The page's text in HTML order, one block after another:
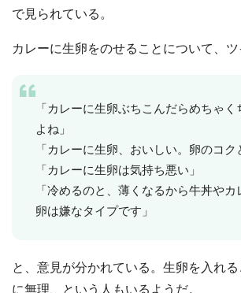
で見られている。
カレーに生卵をのせることについて、
「カレーに生卵ぶちこんだらめちゃ
よね」
「カレーに生卵、おいしい。卵のコク
「カレーに生卵は気持ち悪い」
「冷めるのと、薄くなるから牛丼や
卵は嫌なタイプです」
と、意見が分かれている。生卵を入れ
に無理、という人もいるようだ。